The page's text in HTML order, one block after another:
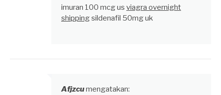
imuran 100 mcg us viagra overnight
shippingsildenafil 50mg uk
Afjzcumengatakan: